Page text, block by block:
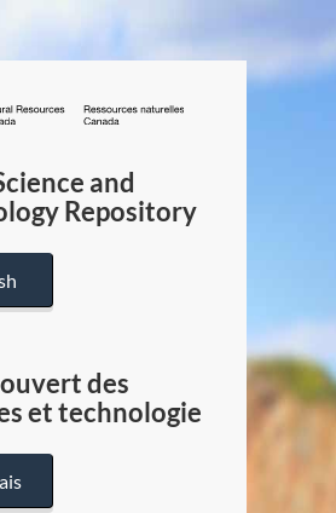
/
Canada
and
Repository
des
et technologie